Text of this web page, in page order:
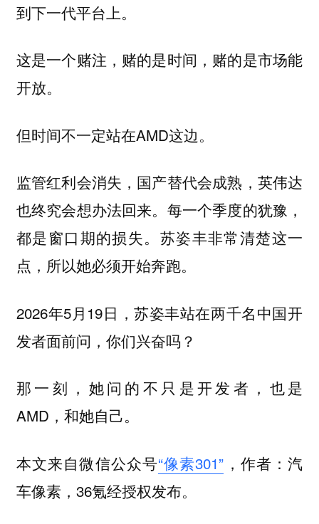
到下一代平台上。
这是一个赌注，赌的是时间，赌的是市场能
开放。
但时间不一定站在AMD这边。
监管红利会消失，国产替代会成熟，英伟达
也终究会想办法回来。每一个季度的犹豫，
都是窗口期的损失。苏姿丰非常清楚这一
点，所以她必须开始奔跑。
2026年5月19日，苏姿丰站在两千名中国开
发者面前问，你们兴奋吗？
那一刻，她问的不只是开发者，也是
AMD，和她自己。
本文来自微信公众号“像素301” ，作者：汽
车像素，36氪经授权发布。